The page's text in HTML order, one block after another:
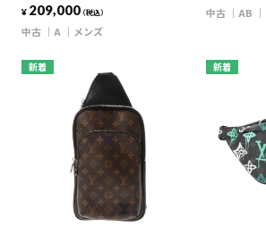
¥ 209,000（税込）
中古 A メンズ
中古 AB
新着 新着